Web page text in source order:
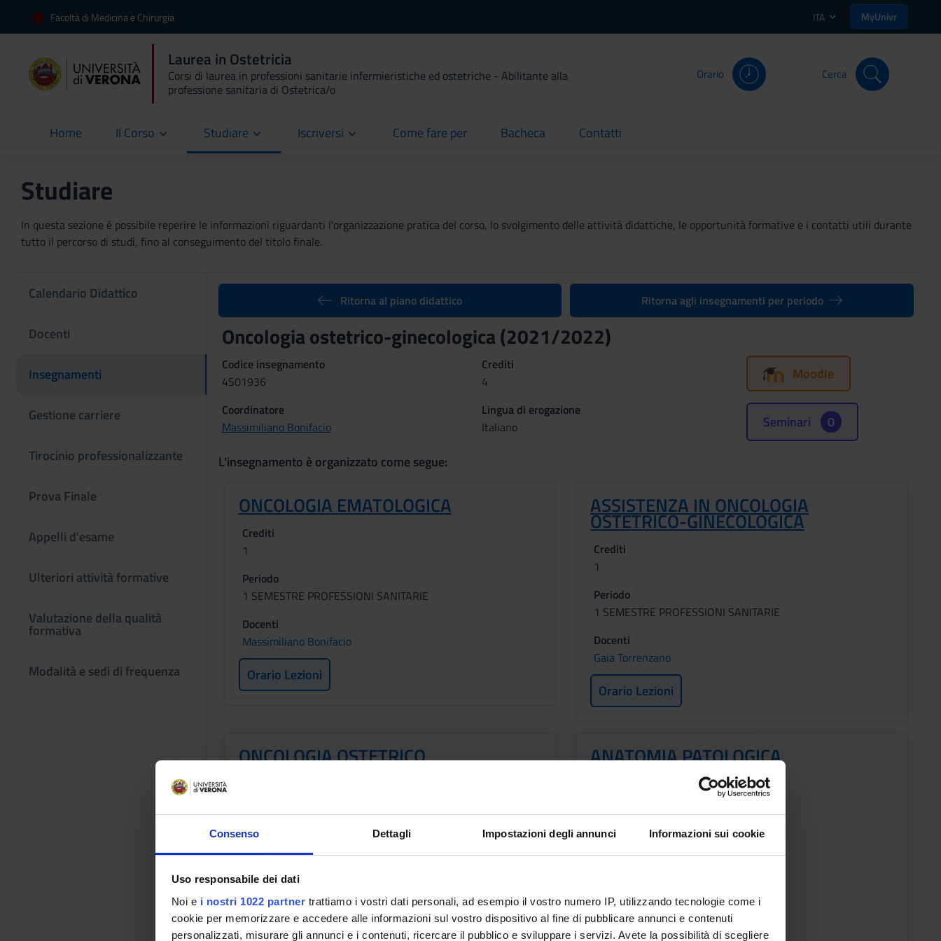
Consenso Dettagli Impostazioni degli annunci Informazioni sui cookie
Uso responsabile dei dati
Noi e i nostri 1022 partner trattiamo i vostri dati personali, ad esempio il vostro numero IP, utilizzando tecnologie come i
cookie per memorizzare e accedere alle informazioni sul vostro dispositivo al fine di pubblicare annunci e contenuti
personalizzati, misurare gli annunci e i contenuti, ricercare il pubblico e sviluppare i servizi. Avete la possibilità di scegliere
Facoltà di Medicina e Chirurgia ITA MyUnivr
Laurea in Ostetricia
Corsi di laurea in professioni sanitarie infermieristiche ed ostetriche - Abilitante alla
professione sanitaria di Ostetrica/o
Orario Cerca
Home
current Il Corso Studiare Iscriversi Come fare per
current Bacheca
current Contatti
current
Studiare
In questa sezione è possibile reperire le informazioni riguardanti l'organizzazione pratica del corso, lo svolgimento delle attività didattiche, le opportunità formative e i contatti utili durante
tutto il percorso di studi, fino al conseguimento del titolo finale.
Calendario Didattico
Docenti
Insegnamenti
Gestione carriere
Tirocinio professionalizzante
Prova Finale
Appelli d'esame
Ulteriori attività formative
Valutazione della qualità
formativa
Modalità e sedi di frequenza
Ritorna al piano didattico Ritorna agli insegnamenti per periodo
Oncologia ostetrico-ginecologica (2021/2022)
Codice insegnamento
4S01936
Crediti
4
Coordinatore
Massimiliano Bonifacio
Lingua di erogazione
Italiano
Moodle
Seminari 0
L'insegnamento è organizzato come segue:
ONCOLOGIA EMATOLOGICA
Crediti
1
Periodo
1 SEMESTRE PROFESSIONI SANITARIE
Docenti
Massimiliano Bonifacio
Orario Lezioni
ASSISTENZA IN ONCOLOGIA
OSTETRICO-GINECOLOGICA
Crediti
1
Periodo
1 SEMESTRE PROFESSIONI SANITARIE
Docenti
Gaia Torrenzano
Orario Lezioni
ONCOLOGIA OSTETRICO
1
Stefano Uccella
ANATOMIA PATOLOGICA
Periodo
Orario Lezioni